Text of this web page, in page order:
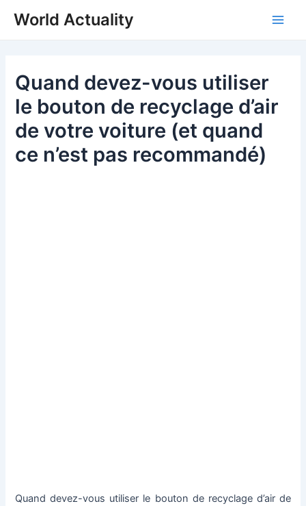
World Actuality
Quand devez-vous utiliser
le bouton de recyclage d’air
de votre voiture (et quand
ce n’est pas recommandé)
Quand devez-vous utiliser le bouton de recyclage d’air de